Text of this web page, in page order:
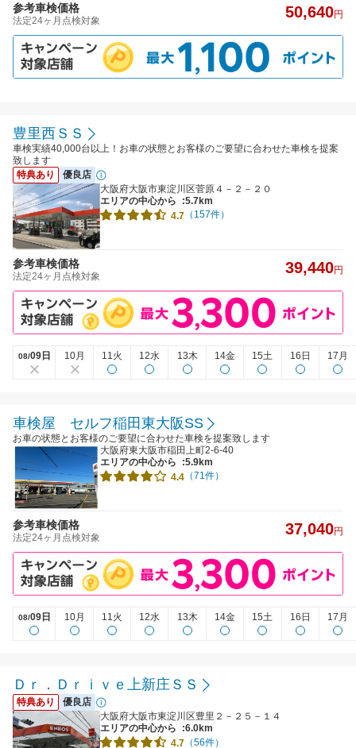
参考車検価格
法定24ヶ月点検対象 50,640円
豊里西ＳＳ
車検実績40,000台以上！お車の状態とお客様のご要望に合わせた車検を提案
致します
特典あり
優良店
大阪府大阪市東淀川区菅原４－２－２０
エリアの中心から
:5.7km
4.7 （157件）
参考車検価格
法定24ヶ月点検対象 39,440円
08/09日 10月 11火 12水 13木 14金 15土 16日 17月
車検屋 セルフ稲田東大阪SS
お車の状態とお客様のご要望に合わせた車検を提案致します
大阪府東大阪市稲田上町2-6-40
エリアの中心から
:5.9km
4.4 （71件）
参考車検価格
法定24ヶ月点検対象 37,040円
08/09日 10月 11火 12水 13木 14金 15土 16日 17月
Ｄｒ．Ｄｒｉｖｅ上新庄ＳＳ
特典あり
優良店
大阪府大阪市東淀川区豊里２－２５－１４
エリアの中心から
:6.0km
4.7 （56件）